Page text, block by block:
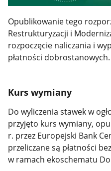
Opublikowanie tego
Restrukturyzacji i
rozpoczęcie naliczania i
płatności dobrostanowych.
Kurs wymiany
Do wyliczenia stawek w
przyjęto kurs wymiany,
r. przez Europejski Bank
przeliczane są płatności
w ramach ekoschematu